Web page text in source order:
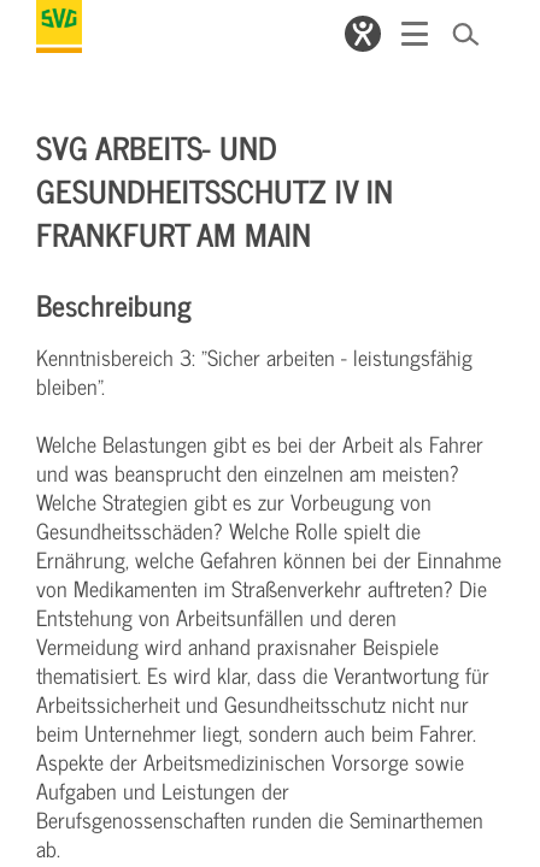
SVG ARBEITS- UND
GESUNDHEITSSCHUTZ IV IN
FRANKFURT AM MAIN
Beschreibung
Kenntnisbereich 3: "Sicher arbeiten - leistungsfähig
bleiben".
Welche Belastungen gibt es bei der Arbeit als Fahrer
und was beansprucht den einzelnen am meisten?
Welche Strategien gibt es zur Vorbeugung von
Gesundheitsschäden? Welche Rolle spielt die
Ernährung, welche Gefahren können bei der Einnahme
von Medikamenten im Straßenverkehr auftreten? Die
Entstehung von Arbeitsunfällen und deren
Vermeidung wird anhand praxisnaher Beispiele
thematisiert. Es wird klar, dass die Verantwortung für
Arbeitssicherheit und Gesundheitsschutz nicht nur
beim Unternehmer liegt, sondern auch beim Fahrer.
Aspekte der Arbeitsmedizinischen Vorsorge sowie
Aufgaben und Leistungen der
Berufsgenossenschaften runden die Seminarthemen
ab.